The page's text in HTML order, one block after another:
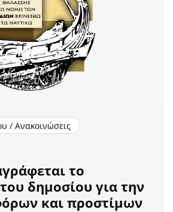
/ Ανακοινώσεις
το
δημοσίου για την
και προστίμων